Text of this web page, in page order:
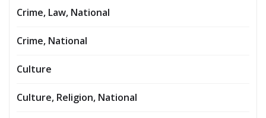
Crime, Law, National
Crime, National
Culture
Culture, Religion, National